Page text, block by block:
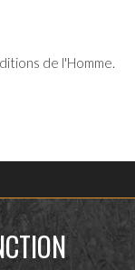
de l'Homme.